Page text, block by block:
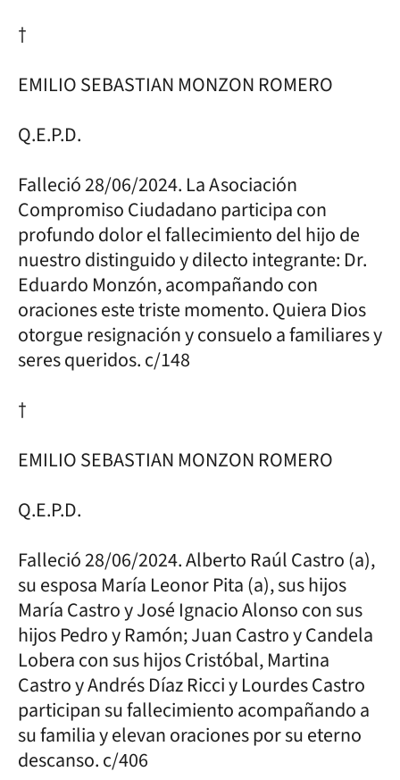
†
EMILIO SEBASTIAN MONZON ROMERO
Q.E.P.D.
Falleció 28/06/2024. La Asociación
Compromiso Ciudadano participa con
profundo dolor el fallecimiento del hijo de
nuestro distinguido y dilecto integrante: Dr.
Eduardo Monzón, acompañando con
oraciones este triste momento. Quiera Dios
otorgue resignación y consuelo a familiares y
seres queridos. c/148
†
EMILIO SEBASTIAN MONZON ROMERO
Q.E.P.D.
Falleció 28/06/2024. Alberto Raúl Castro (a),
su esposa María Leonor Pita (a), sus hijos
María Castro y José Ignacio Alonso con sus
hijos Pedro y Ramón; Juan Castro y Candela
Lobera con sus hijos Cristóbal, Martina
Castro y Andrés Díaz Ricci y Lourdes Castro
participan su fallecimiento acompañando a
su familia y elevan oraciones por su eterno
descanso. c/406